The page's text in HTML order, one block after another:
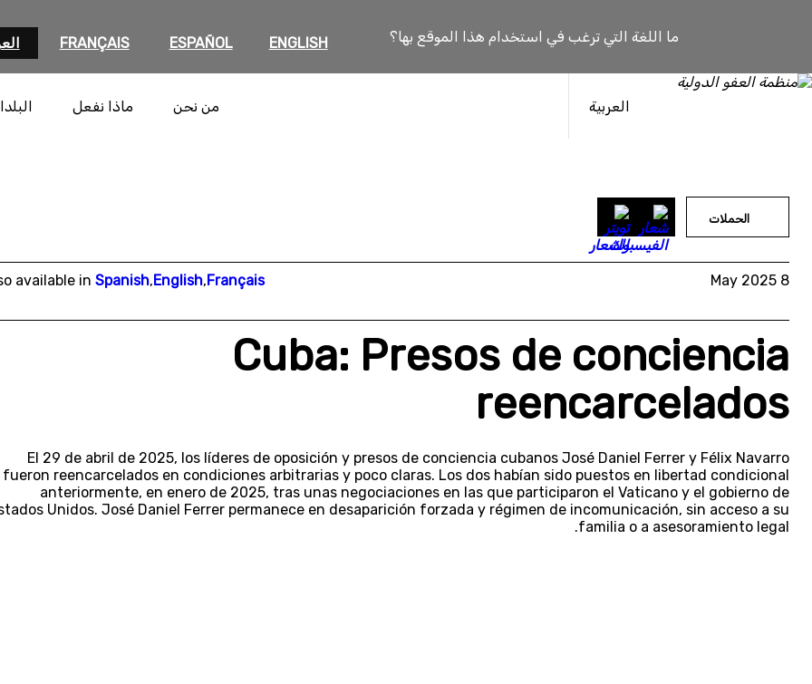
ما اللغة التي ترغب في استخدام هذا الموقع بها؟ ENGLISH
ESPAÑOL
FRANÇAIS
العربية من نحن ماذا نفعل
الحملات
8 May 2025
available in Spanish,English,Français
Cuba: Presos de conciencia
reencarcelados
El 29 de abril de 2025, los líderes de oposición y presos de conciencia cubanos José Daniel Ferrer y Félix Navarro
fueron reencarcelados en condiciones arbitrarias y poco claras. Los dos habían sido puestos en libertad condicional
anteriormente, en enero de 2025, tras unas negociaciones en las que participaron el Vaticano y el gobierno de
Unidos. José Daniel Ferrer permanece en desaparición forzada y régimen de incomunicación, sin acceso a su
familia o a asesoramiento legal.